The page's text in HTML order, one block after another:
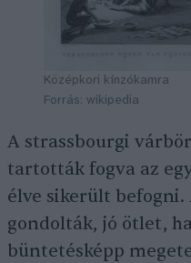
Középkori kínzókamra
Forrás: wikipedia
A strassbourgi
tartották fogva az
élve sikerült befogni.
gondolták, jó ötlet,
büntetésképp